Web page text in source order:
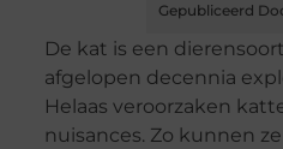
Gepubliceerd
De kat is een
afgelopen decennia
Helaas veroorzaken
nuisances. Zo kunnen